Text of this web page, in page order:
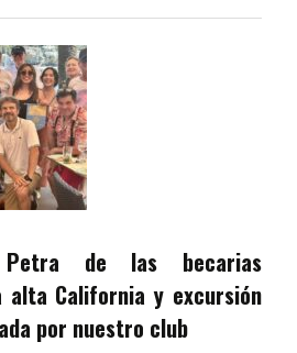
Petra de las becarias
alta California y excursión
por nuestro club